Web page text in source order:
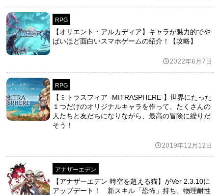
RPG
【オリエント・アルカディア】キャラが魅力的でや
ばいほど面白いスマホゲームの紹介！【攻略】
2022年6月7日
RPG
【ミトラスフィア -MITRASPHERE-】世界にたった
１つだけのオリジナルキャラを作って、たくさんの
人たちと友だちになりながら、最高の冒険に繰りだ
そう！
2019年12月12日
アナザーエデン
【アナザーエデン 時空を超える猫】がVer 2.3.10に
アップデート！ 新スキル「恐怖」持ち、物理耐性